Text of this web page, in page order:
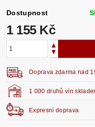
Dostupnost
1 155 Kč
1 000 druhů vín
Expresní doprava
Doprava zdarma nad